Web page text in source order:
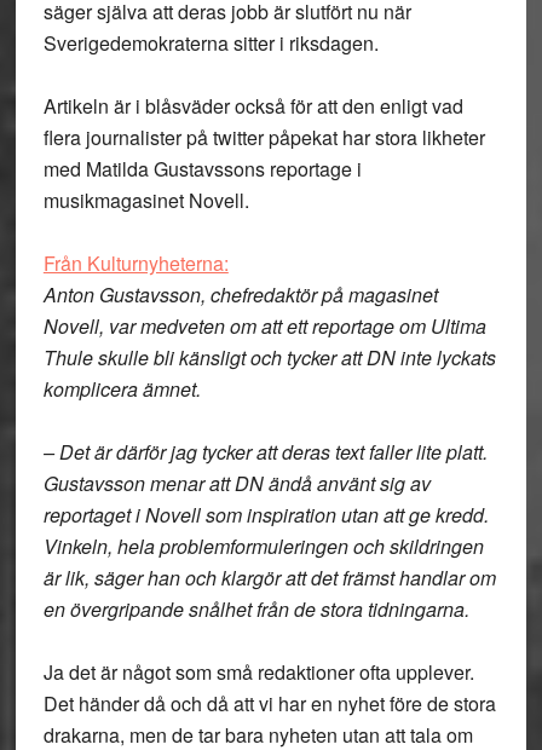
säger själva att deras jobb är slutfört nu när
Sverigedemokraterna sitter i riksdagen.
Artikeln är i blåsväder också för att den enligt vad
flera journalister på twitter påpekat har stora likheter
med Matilda Gustavssons reportage i
musikmagasinet Novell.
Från Kulturnyheterna:
Anton Gustavsson, chefredaktör på magasinet
Novell, var medveten om att ett reportage om Ultima
Thule skulle bli känsligt och tycker att DN inte lyckats
komplicera ämnet.
– Det är därför jag tycker att deras text faller lite platt.
Gustavsson menar att DN ändå använt sig av
reportaget i Novell som inspiration utan att ge kredd.
Vinkeln, hela problemformuleringen och skildringen
är lik, säger han och klargör att det främst handlar om
en övergripande snålhet från de stora tidningarna.
Ja det är något som små redaktioner ofta upplever.
Det händer då och då att vi har en nyhet före de stora
drakarna, men de tar bara nyheten utan att tala om